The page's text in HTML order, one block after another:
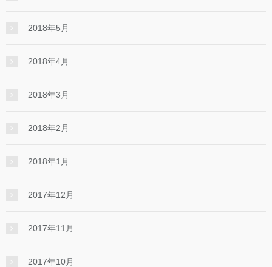
2018年5月
2018年4月
2018年3月
2018年2月
2018年1月
2017年12月
2017年11月
2017年10月